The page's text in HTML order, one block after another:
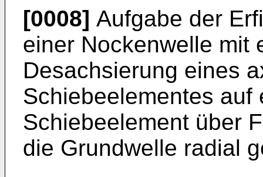
[0008] Aufgabe der
einer Nockenwelle mit
Desachsierung eines
Schiebeelementes
Schiebeelement über
die Grundwelle radial